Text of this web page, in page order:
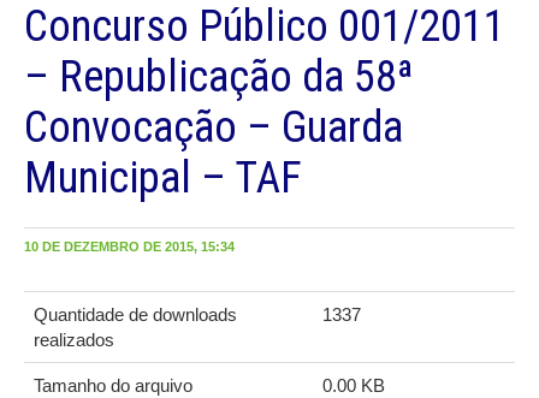
Concurso Público 001/2011
– Republicação da 58ª
Convocação – Guarda
Municipal – TAF
10 DE DEZEMBRO DE 2015, 15:34
Quantidade de downloads
realizados
1337
Tamanho do arquivo 0.00 KB